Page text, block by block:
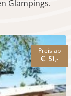
Glampings.
Preis ab
€ 51,-